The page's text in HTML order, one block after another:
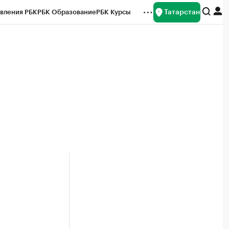
РБКРБК ОбразованиеРБК Курсы Татарстан